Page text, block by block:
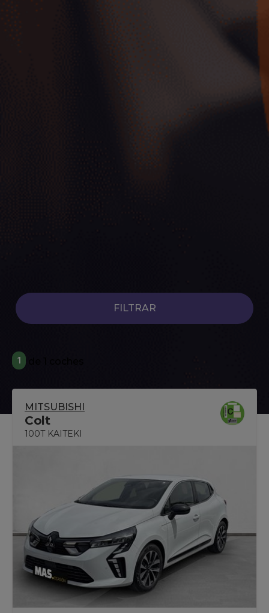
Mejores SUV de Ocasión
FILTRAR
1
MITSUBISHI
Colt
100T KAITEKI